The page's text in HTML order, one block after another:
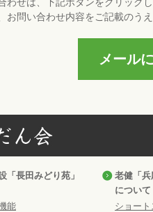
わせは、下記ボタンをクリック
お問い合わせ内容をご記載のう
メール
「長田みどり苑」
老健「
について
能
ショー